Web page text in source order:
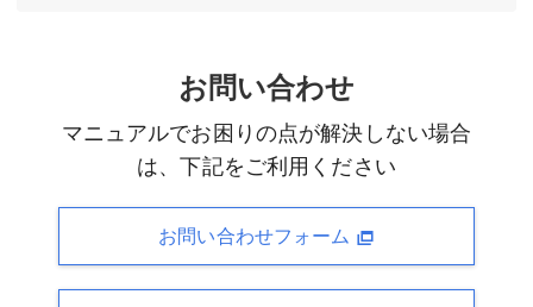
お問い合わせ
マニュアルでお困りの点が解決しない場合
は、下記をご利用ください
お問い合わせフォーム